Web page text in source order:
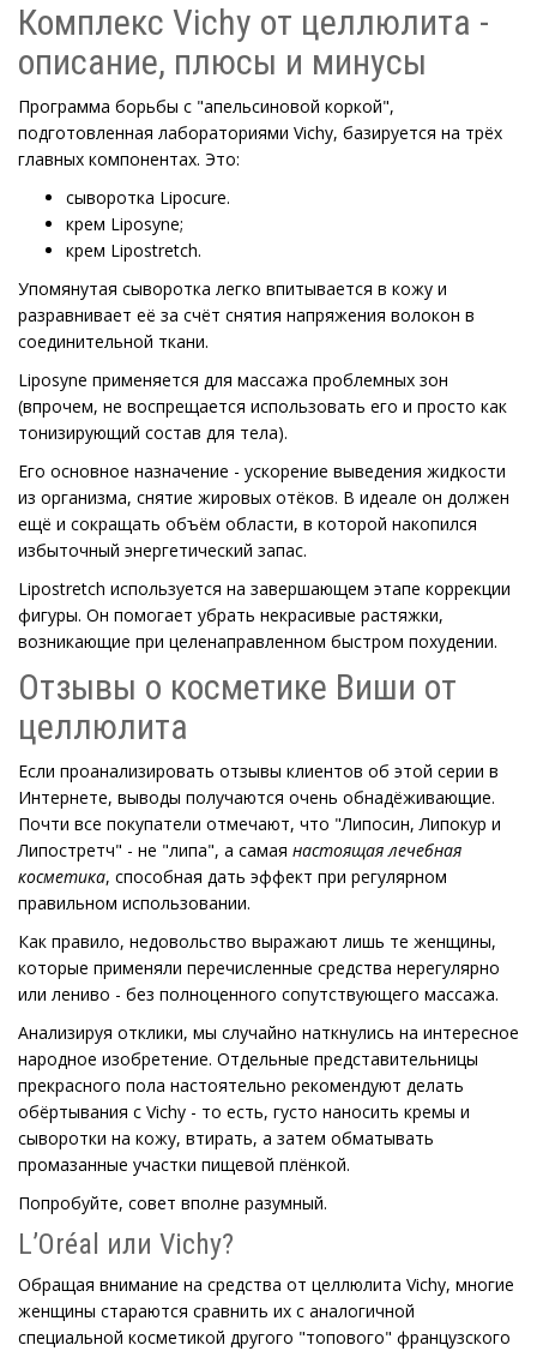
Комплекс Vichy от целлюлита -
описание, плюсы и минусы
Программа борьбы с "апельсиновой коркой",
подготовленная лабораториями Vichy, базируется на трёх
главных компонентах. Это:
сыворотка Lipocure.
крем Liposyne;
крем Lipostretch.
Упомянутая сыворотка легко впитывается в кожу и
разравнивает её за счёт снятия напряжения волокон в
соединительной ткани.
Liposyne применяется для массажа проблемных зон
(впрочем, не воспрещается использовать его и просто как
тонизирующий состав для тела).
Его основное назначение - ускорение выведения жидкости
из организма, снятие жировых отёков. В идеале он должен
ещё и сокращать объём области, в которой накопился
избыточный энергетический запас.
Lipostretch используется на завершающем этапе коррекции
фигуры. Он помогает убрать некрасивые растяжки,
возникающие при целенаправленном быстром похудении.
Отзывы о косметике Виши от
целлюлита
Если проанализировать отзывы клиентов об этой серии в
Интернете, выводы получаются очень обнадёживающие.
Почти все покупатели отмечают, что "Липосин, Липокур и
Липостретч" - не "липа", а самая настоящая лечебная
косметика, способная дать эффект при регулярном
правильном использовании.
Как правило, недовольство выражают лишь те женщины,
которые применяли перечисленные средства нерегулярно
или лениво - без полноценного сопутствующего массажа.
Анализируя отклики, мы случайно наткнулись на интересное
народное изобретение. Отдельные представительницы
прекрасного пола настоятельно рекомендуют делать
обёртывания с Vichy - то есть, густо наносить кремы и
сыворотки на кожу, втирать, а затем обматывать
промазанные участки пищевой плёнкой.
Попробуйте, совет вполне разумный.
L’Oréal или Vichy?
Обращая внимание на средства от целлюлита Vichy, многие
женщины стараются сравнить их с аналогичной
специальной косметикой другого "топового" французского